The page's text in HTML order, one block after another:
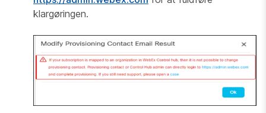
klargøringen.